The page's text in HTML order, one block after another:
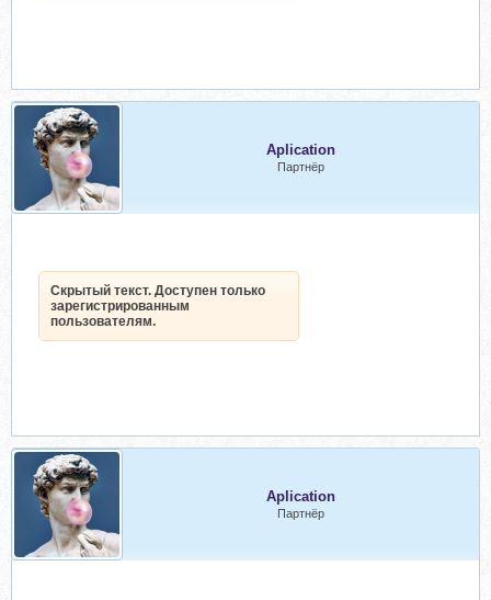
Aplication
Партнёр
Скрытый текст. Доступен только
зарегистрированным
пользователям.
Aplication
Партнёр